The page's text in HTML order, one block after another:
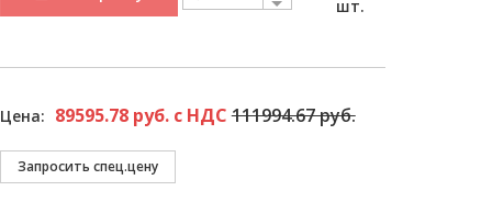
шт.
Цена: 89595.78 руб. с НДС111994.67 руб.